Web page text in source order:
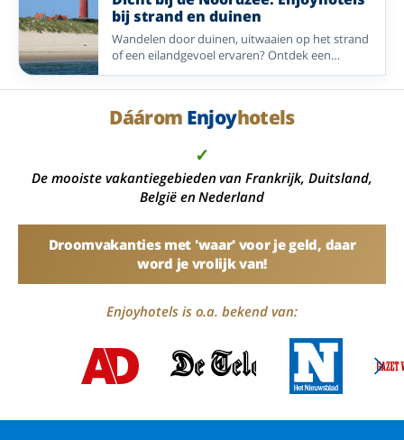
bij strand en duinen
Wandelen door duinen, uitwaaien op het strand
of een eilandgevoel ervaren? Ontdek een
selectie Enjoyhotels dicht bij de Noordzee in
Nederland, België en Duitsland.
Dáárom Enjoyhotels
✓
De mooiste vakantiegebieden van Frankrijk, Duitsland,
België en Nederland
Droomvakanties met 'waar' voor je geld, daar
word je vrolijk van!
Enjoyhotels is o.a. bekend van: